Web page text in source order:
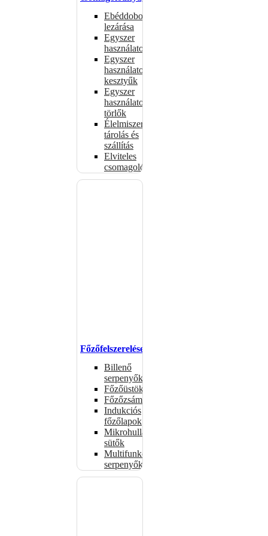
Ebéddobozok
lezárása
Egyszer
használatos
Egyszer
használatos
kesztyűk
Egyszer
használatos
törlők
Élelmiszer-
tárolás és
szállítás
Elviteles
csomagolóanyagok
Főzőfelszerelések
Billenő
serpenyők
Főzőüstök
Főzőzsámolyok
Indukciós
főzőlapok
Mikrohullámú
sütők
Multifunkciós
serpenyők